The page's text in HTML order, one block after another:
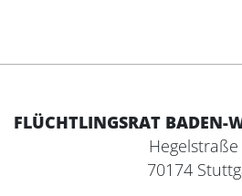
FLÜCHTLINGSRAT BADEN-
Hegelstraße
70174